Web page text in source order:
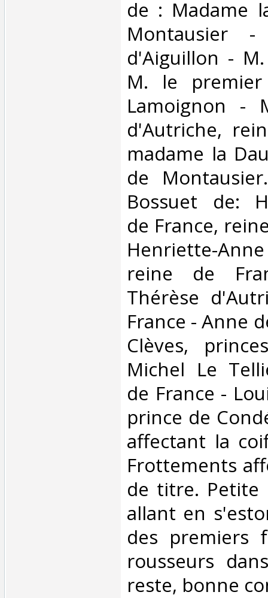
de : Madame
Montausier
d'Aiguillon -
M. le
Lamoignon -
d'Autriche,
madame la
de
Bossuet de:
de France,
Henriette-
reine de
Thérèse
France - Anne
Clèves,
Michel Le
de France -
prince de
affectant la
Frottements
de titre. Petite
allant en
des premiers
rousseurs
reste, bonne